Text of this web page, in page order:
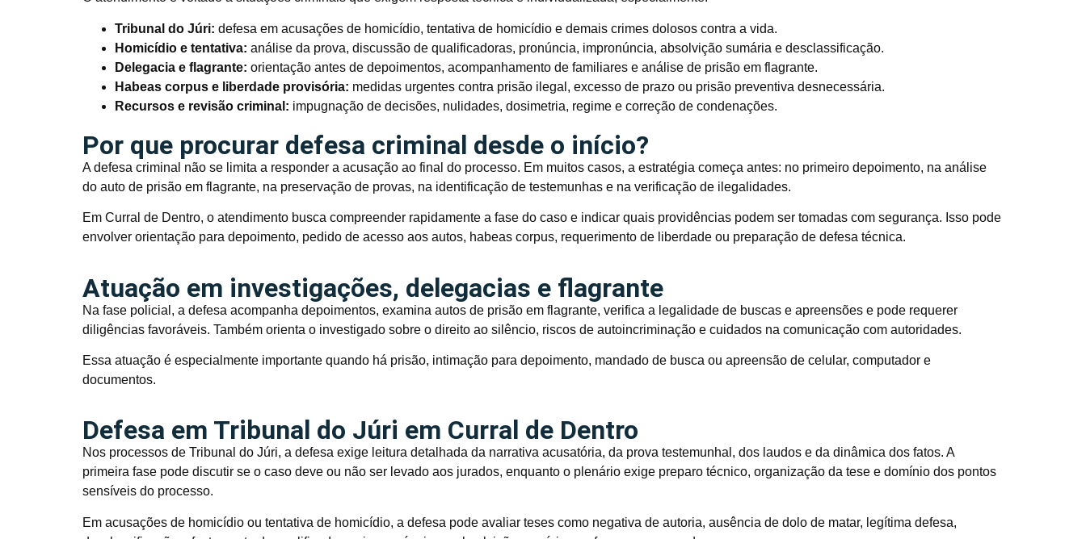
Tribunal do Júri: defesa em acusações de homicídio, tentativa de homicídio e demais crimes dolosos contra a vida.
Homicídio e tentativa: análise da prova, discussão de qualificadoras, pronúncia, impronúncia, absolvição sumária e desclassificação.
Delegacia e flagrante: orientação antes de depoimentos, acompanhamento de familiares e análise de prisão em flagrante.
Habeas corpus e liberdade provisória: medidas urgentes contra prisão ilegal, excesso de prazo ou prisão preventiva desnecessária.
Recursos e revisão criminal: impugnação de decisões, nulidades, dosimetria, regime e correção de condenações.
Por que procurar defesa criminal desde o início?
A defesa criminal não se limita a responder a acusação ao final do processo. Em muitos casos, a estratégia começa antes: no primeiro depoimento, na análise
do auto de prisão em flagrante, na preservação de provas, na identificação de testemunhas e na verificação de ilegalidades.
Em Curral de Dentro, o atendimento busca compreender rapidamente a fase do caso e indicar quais providências podem ser tomadas com segurança. Isso pode
envolver orientação para depoimento, pedido de acesso aos autos, habeas corpus, requerimento de liberdade ou preparação de defesa técnica.
Atuação em investigações, delegacias e flagrante
Na fase policial, a defesa acompanha depoimentos, examina autos de prisão em flagrante, verifica a legalidade de buscas e apreensões e pode requerer
diligências favoráveis. Também orienta o investigado sobre o direito ao silêncio, riscos de autoincriminação e cuidados na comunicação com autoridades.
Essa atuação é especialmente importante quando há prisão, intimação para depoimento, mandado de busca ou apreensão de celular, computador e
documentos.
Defesa em Tribunal do Júri em Curral de Dentro
Nos processos de Tribunal do Júri, a defesa exige leitura detalhada da narrativa acusatória, da prova testemunhal, dos laudos e da dinâmica dos fatos. A
primeira fase pode discutir se o caso deve ou não ser levado aos jurados, enquanto o plenário exige preparo técnico, organização da tese e domínio dos pontos
sensíveis do processo.
Em acusações de homicídio ou tentativa de homicídio, a defesa pode avaliar teses como negativa de autoria, ausência de dolo de matar, legítima defesa,